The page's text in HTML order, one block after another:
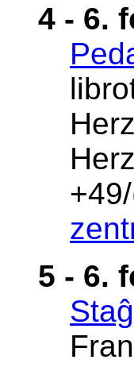
4 - 6.
5 - 6.